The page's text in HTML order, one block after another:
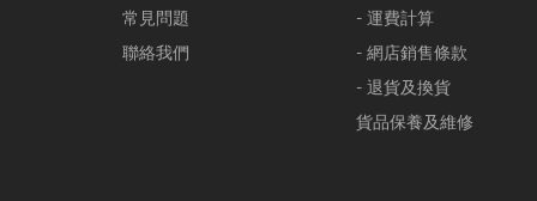
常見問題
聯絡我們
- 運費計算
- 網店銷售條款
- 退貨及換貨
貨品保養及維修